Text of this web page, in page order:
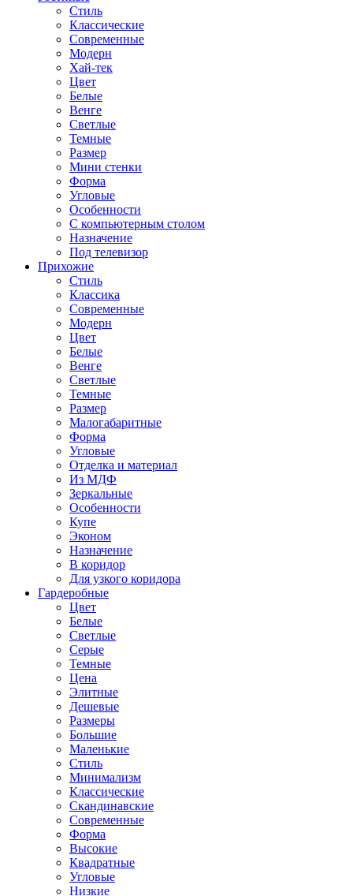
Стиль
Классические
Современные
Модерн
Хай-тек
Цвет
Белые
Венге
Светлые
Темные
Размер
Мини стенки
Форма
Угловые
Особенности
С компьютерным столом
Назначение
Под телевизор
Прихожие
Стиль
Классика
Современные
Модерн
Цвет
Белые
Венге
Светлые
Темные
Размер
Малогабаритные
Форма
Угловые
Отделка и материал
Из МДФ
Зеркальные
Особенности
Купе
Эконом
Назначение
В коридор
Для узкого коридора
Гардеробные
Цвет
Белые
Светлые
Серые
Темные
Цена
Элитные
Дешевые
Размеры
Большие
Маленькие
Стиль
Минимализм
Классические
Скандинавские
Современные
Форма
Высокие
Квадратные
Угловые
Низкие